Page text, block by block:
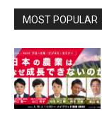
MOST POPULAR